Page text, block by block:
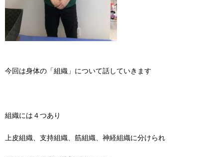
今回は身体の「組織」について話していきます
組織には４つあり
上皮組織、支持組織、筋組織、神経組織に分けられ